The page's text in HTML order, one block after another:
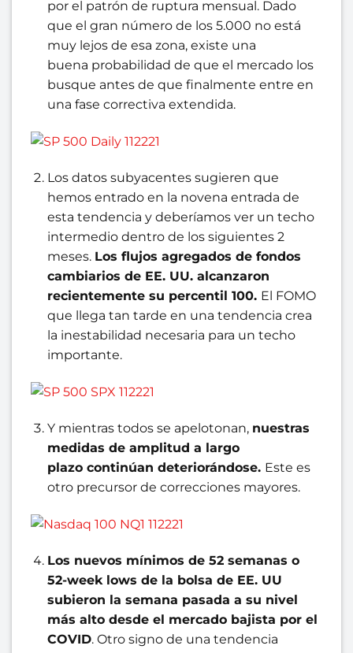
por el patrón de ruptura mensual. Dado
que el gran número de los 5.000 no está
muy lejos de esa zona, existe una
buena probabilidad de que el mercado los
busque antes de que finalmente entre en
una fase correctiva extendida.
Los datos subyacentes sugieren que
hemos entrado en la novena entrada de
esta tendencia y deberíamos ver un techo
intermedio dentro de los siguientes 2
meses. Los flujos agregados de fondos
cambiarios de EE. UU. alcanzaron
recientemente su percentil 100. El FOMO
que llega tan tarde en una tendencia crea
la inestabilidad necesaria para un techo
importante.
Y mientras todos se apelotonan, nuestras
medidas de amplitud a largo
plazo continúan deteriorándose. Este es
otro precursor de correcciones mayores.
Los nuevos mínimos de 52 semanas o
52-week lows de la bolsa de EE. UU
subieron la semana pasada a su nivel
más alto desde el mercado bajista por el
COVID. Otro signo de una tendencia